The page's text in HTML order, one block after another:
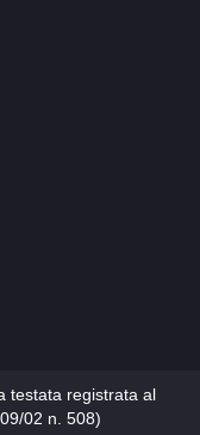
testata registrata al
02 n. 508)